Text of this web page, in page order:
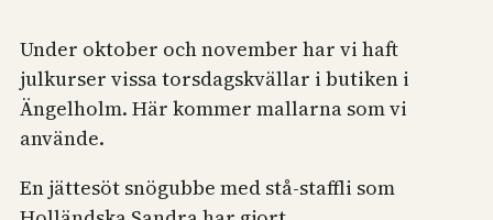
Under oktober och november har vi haft
julkurser vissa torsdagskvällar i butiken i
Ängelholm. Här kommer mallarna som vi
använde.
En jättesöt snögubbe med stå-staffli som